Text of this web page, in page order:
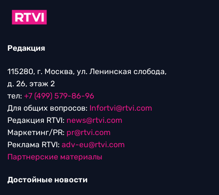
Редакция
115280, г. Москва, ул. Ленинская слобода,
д. 26, этаж 2
тел: +7 (499) 579-86-96
Для общих вопросов: Infortvi@rtvi.com
Редакция RTVI: news@rtvi.com
Маркетинг/PR: pr@rtvi.com
Реклама RTVI: adv-eu@rtvi.com
Партнерские материалы
Достойные новости